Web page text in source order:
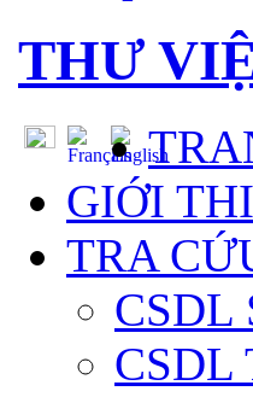
THƯ
GIỚI
TRA
CSDL
CSDL